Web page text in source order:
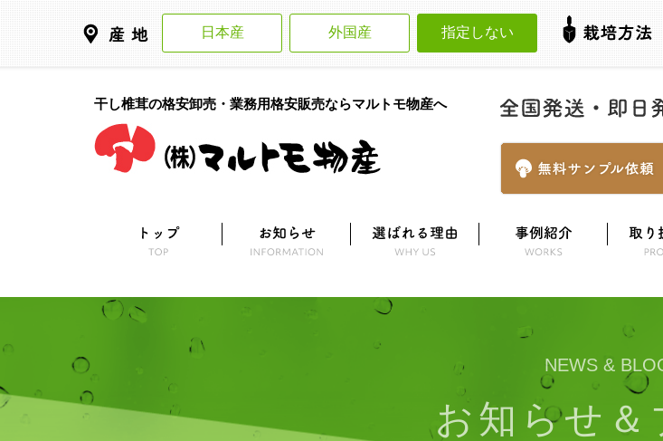
日本産 外国産 指定しない
干し椎茸の格安卸売・業務用格安販売ならマルトモ物産へ
NEWS &
お知らせ＆